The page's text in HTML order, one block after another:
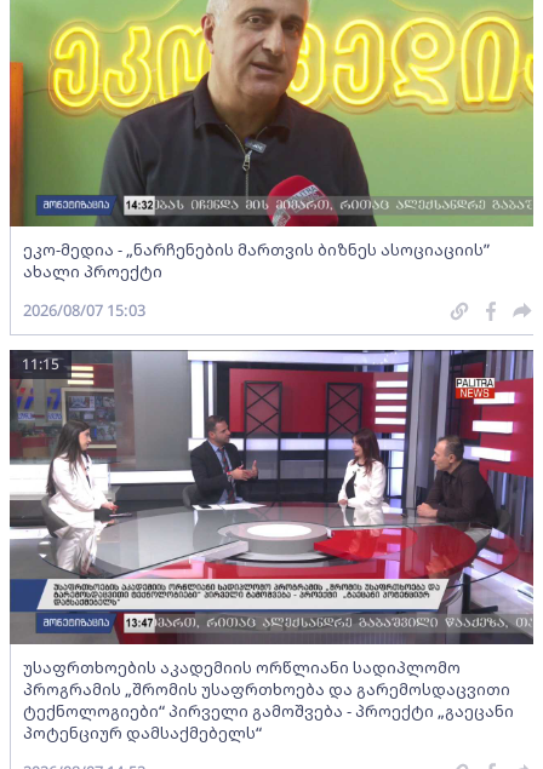
ეკო-მედია - „ნარჩენების მართვის ბიზნეს ასოციაციის”
ახალი პროექტი
2026/08/07 15:03
უსაფრთხოების აკადემიის ორწლიანი სადიპლომო
პროგრამის „შრომის უსაფრთხოება და გარემოსდაცვითი
ტექნოლოგიები“ პირველი გამოშვება - პროექტი „გაეცანი
პოტენციურ დამსაქმებელს“
11:15